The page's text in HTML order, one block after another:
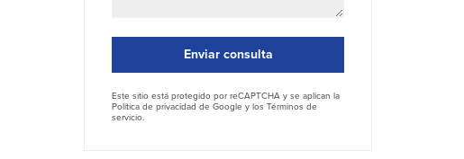
Este sitio está protegido por reCAPTCHA y se aplican la
Política de privacidad de Google y los Términos de
servicio.
Enviar consulta